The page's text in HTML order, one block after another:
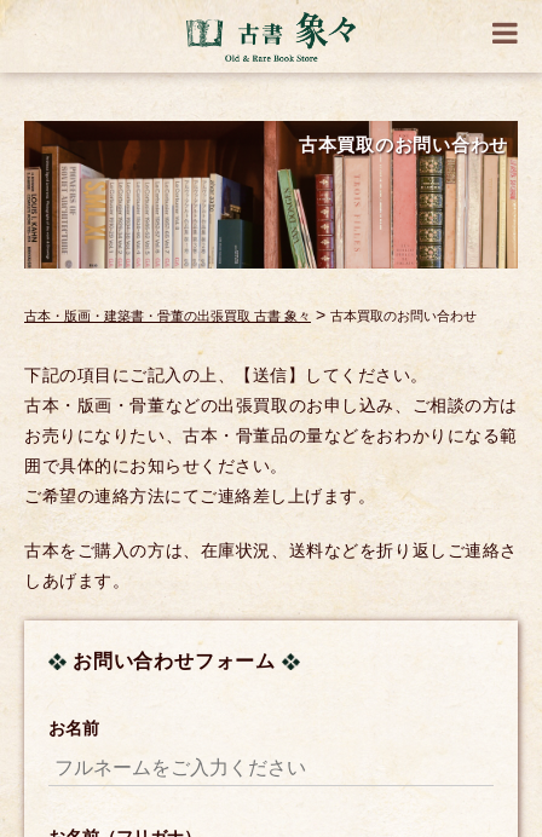
古本買取のお問い合わせ
古本・版画・建築書・骨董の出張買取 古書 象々 > 古本買取のお問い合わせ
下記の項目にご記入の上、【送信】してください。
古本・版画・骨董などの出張買取のお申し込み、ご相談の方は
お売りになりたい、古本・骨董品の量などをおわかりになる範
囲で具体的にお知らせください。
ご希望の連絡方法にてご連絡差し上げます。
古本をご購入の方は、在庫状況、送料などを折り返しご連絡さ
しあげます。
お問い合わせフォーム
お名前